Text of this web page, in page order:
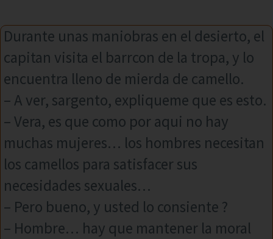
Durante unas maniobras en el desierto, el
capitan visita el barrcon de la tropa, y lo
encuentra lleno de mierda de camello.
– A ver, sargento, expliqueme que es esto.
– Vera, es que como por aqui no hay
muchas mujeres… los hombres necesitan
los camellos para satisfacer sus
necesidades sexuales…
– Pero bueno, y usted lo consiente ?
– Hombre… hay que mantener la moral